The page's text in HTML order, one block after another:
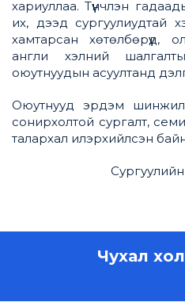
хариуллаа. Түүнчлэн
их, дээд сургуулиудтай
хамтарсан хөтөлбөрүүд,
англи хэлний
оюутнуудын асуултанд
Оюутнууд эрдэм
сонирхолтой сургалт,
талархал илэрхийлсэн
Чухал